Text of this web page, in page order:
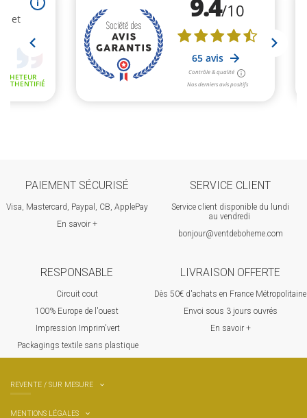
PAIEMENT SÉCURISÉ
Visa, Mastercard, Paypal, CB, ApplePay
En savoir +
SERVICE CLIENT
Service client disponible du lundi
au vendredi
bonjour@ventdeboheme.com
RESPONSABLE
Circuit cout
100% Europe de l'ouest
Impression Imprim'vert
Packagings textile sans plastique
LIVRAISON OFFERTE
Dès 50€ d'achats en France Métropolitaine
Envoi sous 3 jours ouvrés
En savoir +
REVENTE / SUR MESURE
MENTIONS LÉGALES